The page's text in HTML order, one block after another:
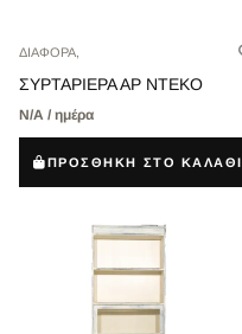
ΔΙΑΦΟΡΑ,
ΣΥΡΤΑΡΙΕΡΑ ΑΡ ΝΤΕΚΟ
Ν/Α / ημέρα
ΠΡΟΣΘΗΚΗ ΣΤΟ ΚΑΛΑΘΙ